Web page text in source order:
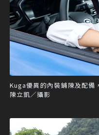
Kuga優異的內裝鋪陳及配備
陳立凱／攝影